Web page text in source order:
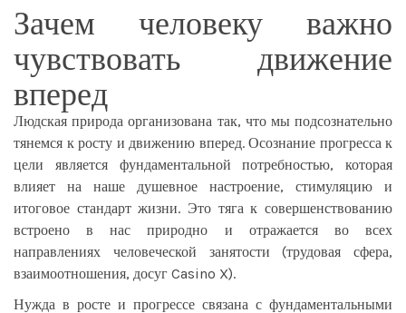
Зачем человеку важно
чувствовать движение
вперед
Людская природа организована так, что мы подсознательно
тянемся к росту и движению вперед. Осознание прогресса к
цели является фундаментальной потребностью, которая
влияет на наше душевное настроение, стимуляцию и
итоговое стандарт жизни. Это тяга к совершенствованию
встроено в нас природно и отражается во всех
направлениях человеческой занятости (трудовая сфера,
взаимоотношения, досуг Casino X).
Нужда в росте и прогрессе связана с фундаментальными